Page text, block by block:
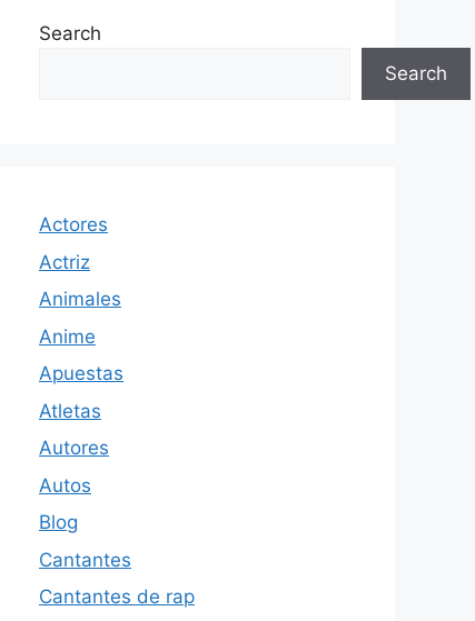
Search
Search
Actores
Actriz
Animales
Anime
Apuestas
Atletas
Autores
Autos
Blog
Cantantes
Cantantes de rap